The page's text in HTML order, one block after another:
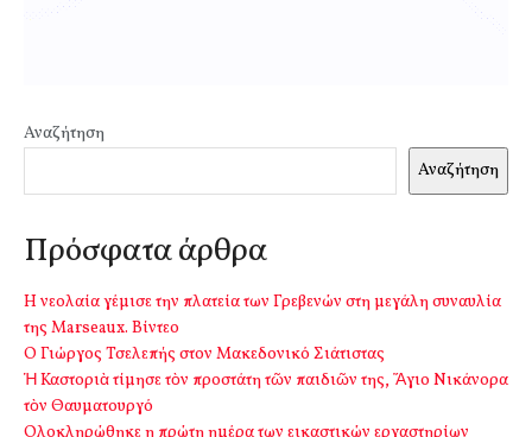
Αναζήτηση
Αναζήτηση
Πρόσφατα άρθρα
Η νεολαία γέμισε την πλατεία των Γρεβενών στη μεγάλη συναυλία
της Marseaux. Βίντεο
Ο Γιώργος Τσελεπής στον Μακεδονικό Σιάτιστας
Ἡ Καστοριὰ τίμησε τὸν προστάτη τῶν παιδιῶν της, Ἅγιο Νικάνορα
τὸν Θαυματουργό